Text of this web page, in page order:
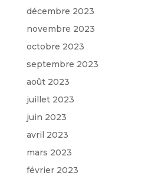
décembre 2023
novembre 2023
octobre 2023
septembre 2023
août 2023
juillet 2023
juin 2023
avril 2023
mars 2023
février 2023